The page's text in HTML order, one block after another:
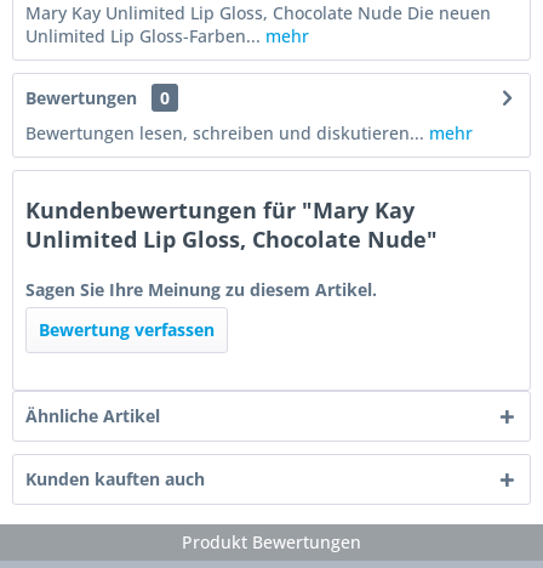
Mary Kay Unlimited Lip Gloss, Chocolate Nude Die neuen
Unlimited Lip Gloss-Farben... mehr
Bewertungen
0
Bewertungen lesen, schreiben und diskutieren... mehr
Kundenbewertungen für "Mary Kay
Unlimited Lip Gloss, Chocolate Nude"
Sagen Sie Ihre Meinung zu diesem Artikel.
Bewertung verfassen
Ähnliche Artikel
Kunden kauften auch
Produkt Bewertungen